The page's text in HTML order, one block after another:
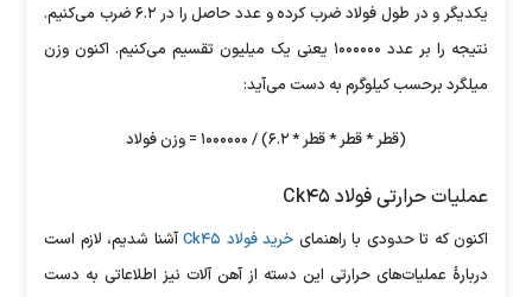
یکدیگر و در طول فولاد ضرب کرده و عدد حاصل را در ۶.۲ ضرب می‌کنیم.
نتیجه را بر عدد ۱۰۰۰۰۰۰ یعنی یک میلیون تقسیم می‌کنیم. اکنون وزن
میلگرد برحسب کیلوگرم به دست می‌آید:
(قطر * قطر * قطر * ۶.۲) / ۱۰۰۰۰۰۰ = وزن فولاد
عملیات حرارتی فولاد Ck۴۵
اکنون که تا حدودی با راهنمای خرید فولاد Ck۴۵
آشنا شدیم، لازم است
دربارۀ عملیات‌های حرارتی این دسته از آهن آلات نیز اطلاعاتی به دست